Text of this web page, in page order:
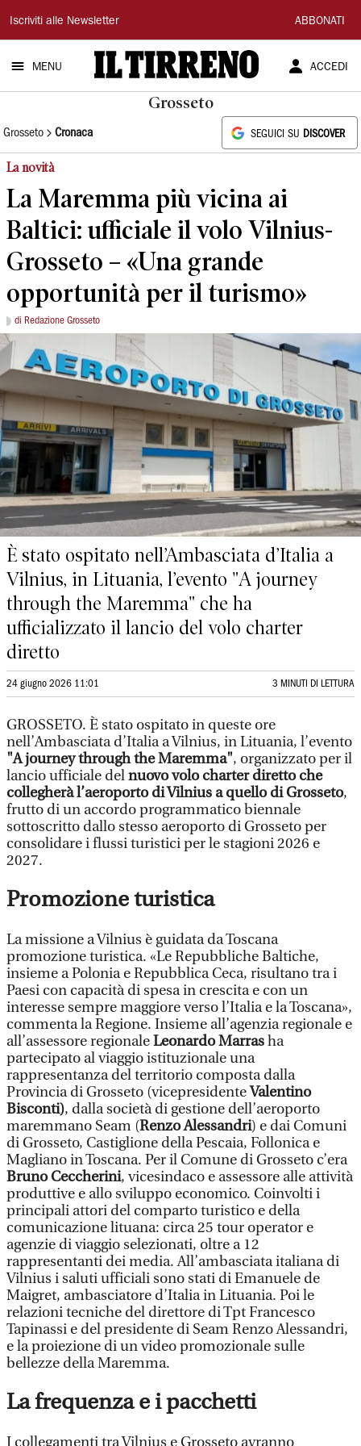
Il
Tirreno
Iscriviti alle Newsletter ABBONATI
MENU ACCEDI
Grosseto
Grosseto Cronaca SEGUICI SU DISCOVER
La novità
La Maremma più vicina ai
Baltici: ufficiale il volo Vilnius-
Grosseto – «Una grande
opportunità per il turismo»
di Redazione Grosseto
È stato ospitato nell’Ambasciata d’Italia a
Vilnius, in Lituania, l’evento "A journey
through the Maremma" che ha
ufficializzato il lancio del volo charter
diretto
24 giugno 2026 11:01 3 MINUTI DI LETTURA
GROSSETO. È stato ospitato in queste ore
nell’Ambasciata d’Italia a Vilnius, in Lituania, l’evento
"A journey through the Maremma", organizzato per il
lancio ufficiale delnuovo volo charter diretto che
collegherà l’aeroporto di Vilnius a quello di Grosseto,
frutto di un accordo programmatico biennale
sottoscritto dallo stesso aeroporto di Grosseto per
consolidare i flussi turistici per le stagioni 2026 e
2027.
Promozione turistica
La missione a Vilnius è guidata da Toscana
promozione turistica. «Le Repubbliche Baltiche,
insieme a Polonia e Repubblica Ceca, risultano tra i
Paesi con capacità di spesa in crescita e con un
interesse sempre maggiore verso l’Italia e la Toscana»,
commenta la Regione. Insieme all’agenzia regionale e
all’assessore regionaleLeonardo Marrasha
partecipato al viaggio istituzionale una
rappresentanza del territorio composta dalla
Provincia di Grosseto (vicepresidenteValentino
Bisconti), dalla società di gestione dell’aeroporto
maremmano Seam (Renzo Alessandri) e dai Comuni
di Grosseto, Castiglione della Pescaia, Follonica e
Magliano in Toscana. Per il Comune di Grosseto c’era
Bruno Ceccherini, vicesindaco e assessore alle attività
produttive e allo sviluppo economico. Coinvolti i
principali attori del comparto turistico e della
comunicazione lituana: circa 25 tour operator e
agenzie di viaggio selezionati, oltre a 12
rappresentanti dei media. All’ambasciata italiana di
Vilnius i saluti ufficiali sono stati di Emanuele de
Maigret, ambasciatore d’Italia in Lituania. Poi le
relazioni tecniche del direttore di Tpt Francesco
Tapinassi e del presidente di Seam Renzo Alessandri,
e la proiezione di un video promozionale sulle
bellezze della Maremma.
La frequenza e i pacchetti
I collegamenti tra Vilnius e Grosseto avranno